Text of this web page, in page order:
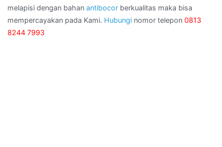
melapisi dengan bahan antibocor berkualitas maka bisa
mempercayakan pada Kami. Hubungi nomor telepon 0813
8244 7993